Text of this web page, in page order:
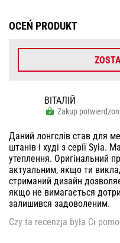
OCEŃ PRODUKT
ВІТАЛІЙ
Zakup
Даний лонгслів став для
штанів і худі з серії Syla.
утеплення. Оригінальний
актуальним, якщо ти
стриманий дизайн
якщо не вимагається
залишився задоволеним.
Czy ta recenzja była Ci